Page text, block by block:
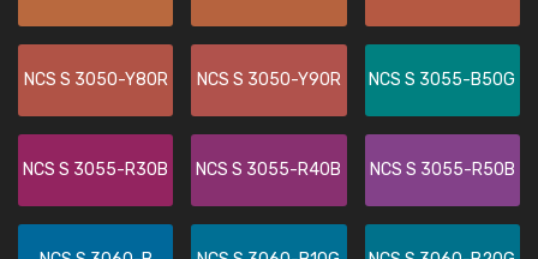
NCS S 3050-Y80R NCS S 3050-Y90R NCS S 3055-B50G
NCS S 3055-R30B NCS S 3055-R40B NCS S 3055-R50B